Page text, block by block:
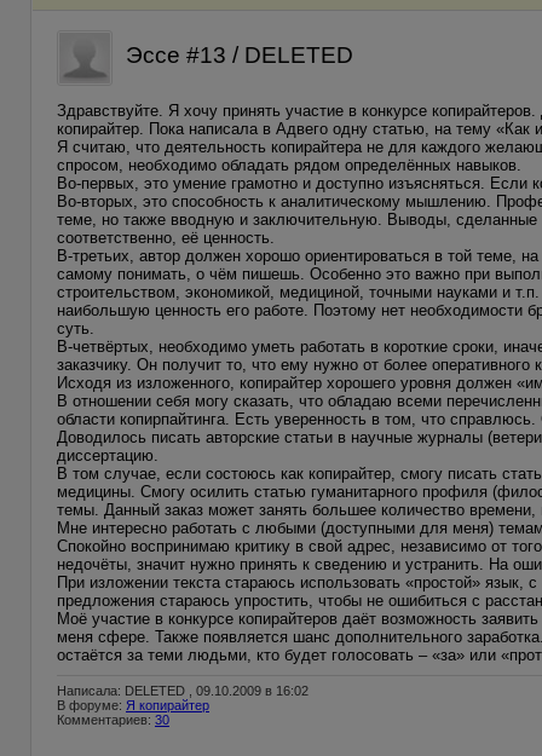
Эссе #13 / DELETED
Здравствуйте. Я хочу принять участие в конкурсе
копирайтер. Пока написала в Адвего одну статью, на тему «Как
Я считаю, что деятельность копирайтера не для каждого
спросом, необходимо обладать рядом определённых навыков.
Во-первых, это умение грамотно и доступно изъясняться. Если
Во-вторых, это способность к аналитическому мышлению.
теме, но также вводную и заключительную. Выводы, сделанные
соответственно, её ценность.
В-третьих, автор должен хорошо ориентироваться в той теме,
самому понимать, о чём пишешь. Особенно это важно при
строительством, экономикой, медициной, точными науками и
наибольшую ценность его работе. Поэтому нет необходимости
суть.
В-четвёртых, необходимо уметь работать в короткие сроки,
заказчику. Он получит то, что ему нужно от более оперативного
Исходя из изложенного, копирайтер хорошего уровня должен
В отношении себя могу сказать, что обладаю всеми
области копирпайтинга. Есть уверенность в том, что
Доводилось писать авторские статьи в научные журналы
диссертацию.
В том случае, если состоюсь как копирайтер, смогу писать
медицины. Смогу осилить статью гуманитарного профиля
темы. Данный заказ может занять большее количество
Мне интересно работать с любыми (доступными для меня)
Спокойно воспринимаю критику в свой адрес, независимо от
недочёты, значит нужно принять к сведению и устранить. На
При изложении текста стараюсь использовать «простой»
предложения стараюсь упростить, чтобы не ошибиться с
Моё участие в конкурсе копирайтеров даёт возможность
меня сфере. Также появляется шанс дополнительного
остаётся за теми людьми, кто будет голосовать – «за» или
Написала: DELETED , 09.10.2009 в 16:02
В форуме: Я копирайтер
Комментариев: 30